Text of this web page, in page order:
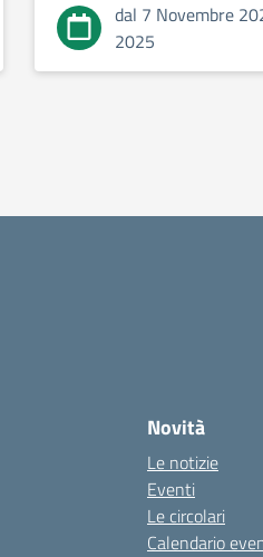
dal 7 Novembre
2025
Novità
Le notizie
Eventi
Le circolari
Calendario